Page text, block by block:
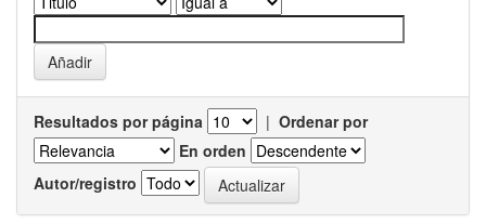
Resultados por página | Ordenar por
En orden
Autor/registro